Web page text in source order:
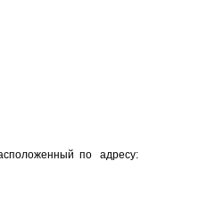
по адресу: